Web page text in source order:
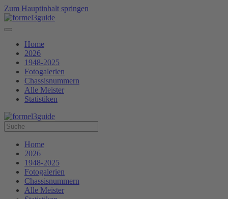
Zum Hauptinhalt springen
Home
2026
1948-2025
Fotogalerien
Chassisnummern
Alle Meister
Statistiken
Home
2026
1948-2025
Fotogalerien
Chassisnummern
Alle Meister